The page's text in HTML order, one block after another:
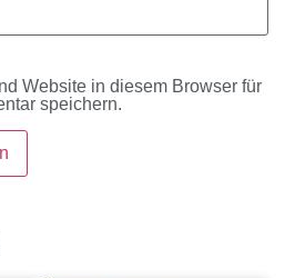
Website in diesem Browser für
speichern.